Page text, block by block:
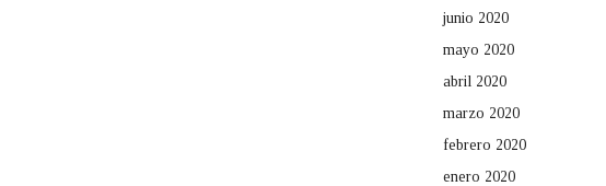
junio 2020
mayo 2020
abril 2020
marzo 2020
febrero 2020
enero 2020